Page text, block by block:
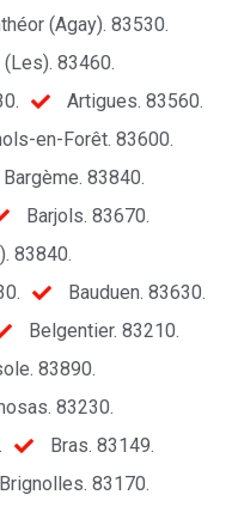
(Agay). 83530.
83460.
Artigues. 83560.
en-Forêt. 83600.
Bargème. 83840.
Barjols. 83670.
83840.
Bauduen. 83630.
Belgentier. 83210.
83890.
83230.
Bras. 83149.
Brignolles. 83170.